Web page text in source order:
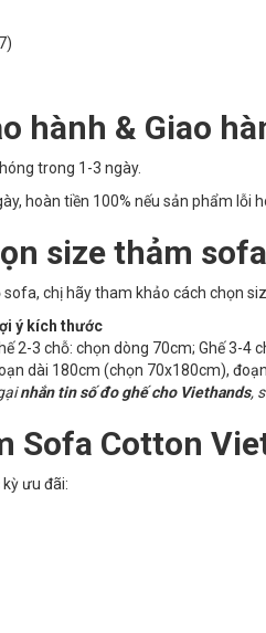
hành & Giao
trong 1-3 ngày.
hoàn tiền 100% nếu sản phẩm lỗi
size thảm
chị hãy tham khảo cách chọn
ý kích thước
2-3 chỗ: chọn dòng 70cm; Ghế 3-4
dài 180cm (chọn 70x180cm),
nhắn tin số đo ghế cho Viethands,
Sofa Cotton
ưu đãi: